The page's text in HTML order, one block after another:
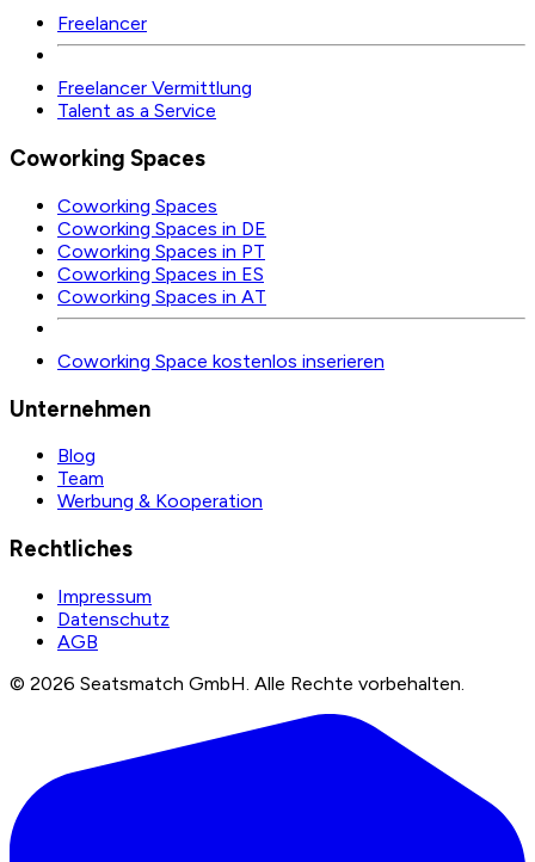
Freelancer
Freelancer Vermittlung
Talent as a Service
Coworking Spaces
Coworking Spaces
Coworking Spaces in DE
Coworking Spaces in PT
Coworking Spaces in ES
Coworking Spaces in AT
Coworking Space kostenlos inserieren
Unternehmen
Blog
Team
Werbung & Kooperation
Rechtliches
Impressum
Datenschutz
AGB
© 2026 Seatsmatch GmbH. Alle Rechte vorbehalten.